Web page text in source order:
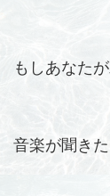
もしあなた
音楽が聞き